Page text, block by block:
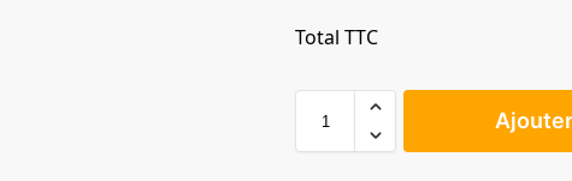
Total TTC